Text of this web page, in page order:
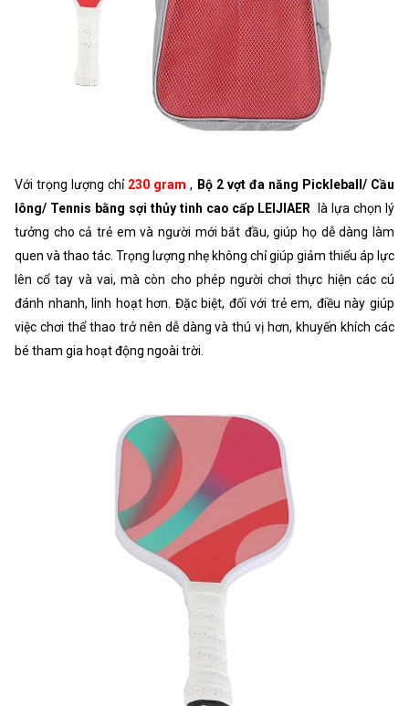
Với trọng lượng chỉ 230 gram , Bộ 2 vợt đa năng Pickleball/ Cầu
lông/ Tennis bằng sợi thủy tinh cao cấp LEIJIAER là lựa chọn lý
tưởng cho cả trẻ em và người mới bắt đầu, giúp họ dễ dàng làm
quen và thao tác. Trọng lượng nhẹ không chỉ giúp giảm thiểu áp lực
lên cổ tay và vai, mà còn cho phép người chơi thực hiện các cú
đánh nhanh, linh hoạt hơn. Đặc biệt, đối với trẻ em, điều này giúp
việc chơi thể thao trở nên dễ dàng và thú vị hơn, khuyến khích các
bé tham gia hoạt động ngoài trời.